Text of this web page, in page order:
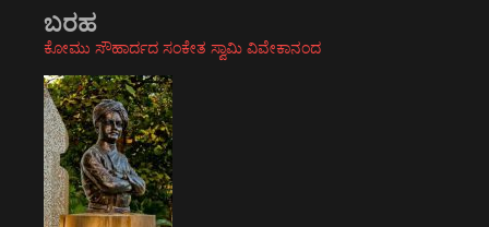
ಬರಹ
ಕೋಮು ಸೌಹಾರ್ದದ ಸಂಕೇತ ಸ್ವಾಮಿ ವಿವೇಕಾನಂದ